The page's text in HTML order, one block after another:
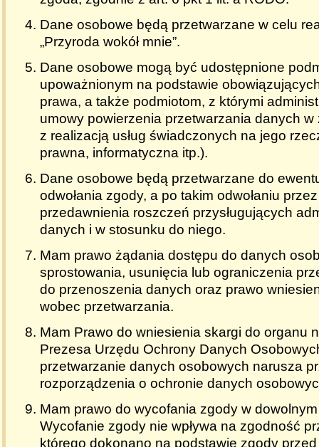
Dane osobowe będą przetwarzane w celu
„Przyroda wokół mnie”.
Dane osobowe mogą być udostępnione
upoważnionym na podstawie
prawa, a także podmiotom, z którymi
umowy powierzenia przetwarzania danych w
z realizacją usług świadczonych na jego
prawna, informatyczna itp.).
Dane osobowe będą przetwarzane do
odwołania zgody, a po takim odwołaniu
przedawnienia roszczeń przysługujących
danych i w stosunku do niego.
Mam prawo żądania dostępu do danych
sprostowania, usunięcia lub ograniczenia
do przenoszenia danych oraz prawo
wobec przetwarzania.
Mam Prawo do wniesienia skargi do organu
Prezesa Urzędu Ochrony Danych
przetwarzanie danych osobowych narusza
rozporządzenia o ochronie danych
Mam prawo do wycofania zgody w
Wycofanie zgody nie wpływa na zgodność
którego dokonano na podstawie zgody